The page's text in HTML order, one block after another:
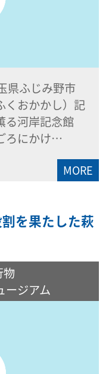
県ふじみ野市
くおかかし）記
る河岸記念館
ろにかけ…
MORE
を果たした萩
物
ージアム